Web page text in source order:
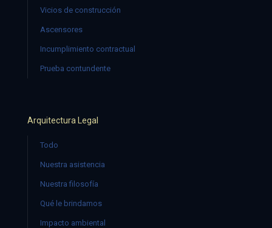
Vicios de construcción
Ascensores
Incumplimiento contractual
Prueba contundente
Arquitectura Legal
Todo
Nuestra asistencia
Nuestra filosofía
Qué le brindamos
Impacto ambiental